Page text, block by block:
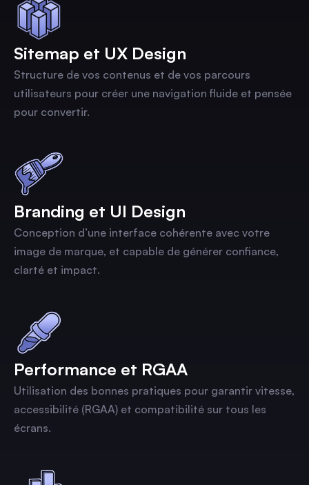
Sitemap et UX Design
Structure de vos contenus et de vos parcours
utilisateurs pour créer une navigation fluide et pensée
pour convertir.
Branding et UI Design
Conception d’une interface cohérente avec votre
image de marque, et capable de générer confiance,
clarté et impact.
Performance et RGAA
Utilisation des bonnes pratiques pour garantir vitesse,
accessibilité (RGAA) et compatibilité sur tous les
écrans.